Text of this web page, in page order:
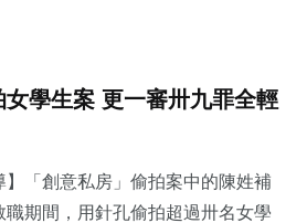
女學生案 更一審卅九罪全輕
】「創意私房」偷拍案中的陳姓補
期間，用針孔偷拍超過卅名女學